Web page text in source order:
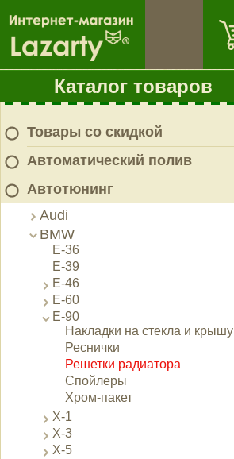
Каталог товаров
Товары со скидкой
Автоматический полив
Автотюнинг
Audi
BMW
E-36
E-39
E-46
E-60
E-90
Накладки на стекла и крышу
Реснички
Решетки радиатора
Спойлеры
Хром-пакет
X-1
X-3
X-5